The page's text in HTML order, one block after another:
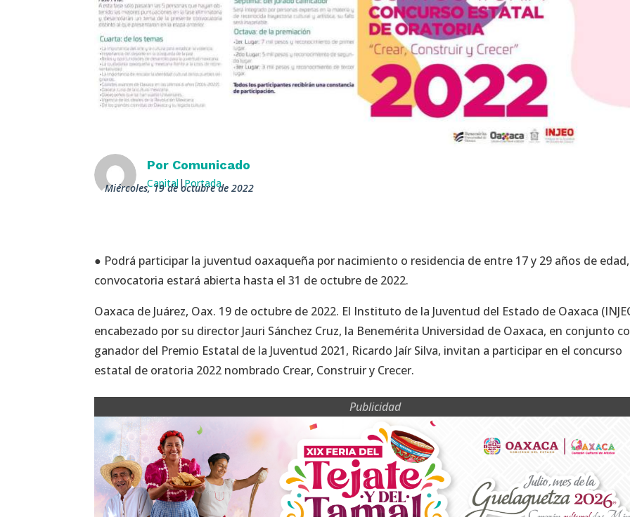
Por Comunicado
Capital|Portada
miércoles, 19 de octubre de 2022
● Podrá participar la juventud oaxaqueña por nacimiento o residencia de entre 17 y 29 años de
convocatoria estará abierta hasta el 31 de octubre de 2022.
Oaxaca de Juárez, Oax. 19 de octubre de 2022. El Instituto de la Juventud del Estado de Oaxaca
encabezado por su director Jauri Sánchez Cruz, la Benemérita Universidad de Oaxaca, en conjunto
ganador del Premio Estatal de la Juventud 2021, Ricardo Jaír Silva, invitan a participar en el concurso
estatal de oratoria 2022 nombrado Crear, Construir y Crecer.
Publicidad